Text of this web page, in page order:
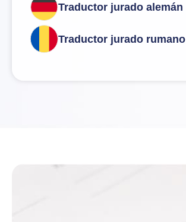
Traductor jurado alemán
Traductor jurado rumano